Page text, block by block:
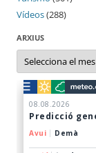
Vídeos(288)
ARXIUS
Arxius